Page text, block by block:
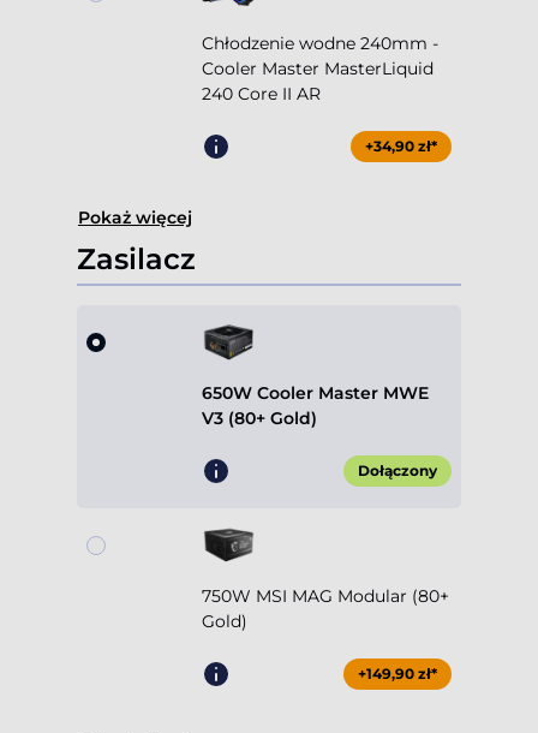
Chłodzenie wodne 240mm -
Cooler Master MasterLiquid
240 Core II AR
+34,90 zł*
Pokaż więcej
Zasilacz
650W Cooler Master MWE
V3 (80+ Gold)
Dołączony
750W MSI MAG Modular (80+
Gold)
+149,90 zł*